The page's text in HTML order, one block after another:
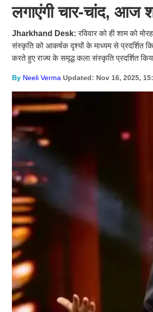
लगाएंगी चार-चांद, आज
Jharkhand Desk:रविवार को ही शाम को
संस्कृति को आकर्षक दृश्यों के माध्यम से प्रदर्शित
करते हुए राज्य के समृद्ध कला संस्कृति प्रदर्शित
By Neeli Verma Updated: Nov 16, 2025,